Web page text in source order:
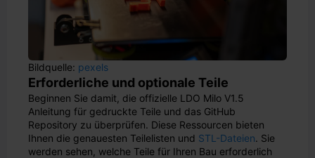
Bildquelle: pexels
Erforderliche und optionale Teile
Beginnen Sie damit, die offizielle LDO Milo V1.5
Anleitung für gedruckte Teile und das GitHub
Repository zu überprüfen. Diese Ressourcen bieten
Ihnen die genauesten Teilelisten und STL-Dateien. Sie
werden sehen, welche Teile für Ihren Bau erforderlich